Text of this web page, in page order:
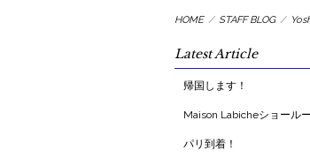
HOME / STAFF BLOG /
Latest Article
帰国します！
Maison Labicheショール
パリ到着！